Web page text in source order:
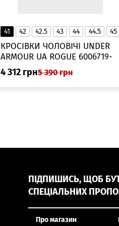
40.5
41
▲
41 42 42.5 43 44 44.5 45
КРОСІВКИ ЧОЛОВІЧІ UNDER
ARMOUR UA ROGUE 6006719-
025
4 312 грн5 390 грн
ПІДПИШИСЬ, ЩОБ
СПЕЦІАЛЬНИХ
Про магазин